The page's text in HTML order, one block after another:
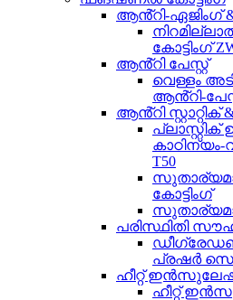
ആൻ്റി-ഏജിംഗ്
കോട്ടിംഗ്
ആൻ്റി പേസ്റ്റ്
വെള്ളം
ആൻ്റി-
ആൻ്റി
കാഠിന്യം-
T50
കോട്ടിംഗ്
പരിസ്ഥിതി
പ്രഷർ
ഹീറ്റ്
ഹീറ്റ്